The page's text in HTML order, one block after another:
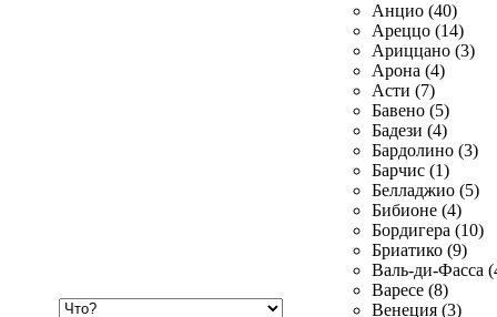
Анцио (40)
Ареццо (14)
Ариццано (3)
Арона (4)
Асти (7)
Бавено (5)
Бадези (4)
Бардолино (3)
Барчис (1)
Белладжио (5)
Бибионе (4)
Бордигера (10)
Бриатико (9)
Валь-ди-Фасса
Варесе (8)
Венеция (3)